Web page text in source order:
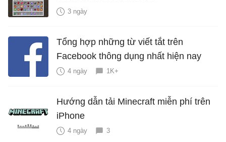
3 ngày
Tổng hợp những từ viết tắt trên
Facebook thông dụng nhất hiện nay
4 ngày 1K+
Hướng dẫn tải Minecraft miễn phí trên
iPhone
4 ngày 3